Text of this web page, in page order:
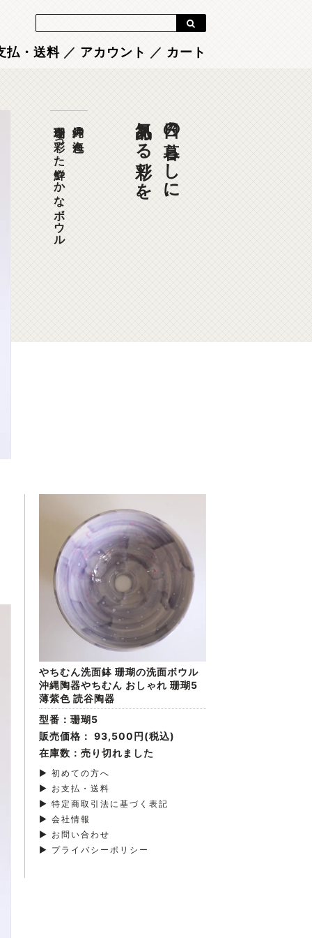
払・送料 ／ アカウント ／ カート
日々の暮らしに、
気品ある彩りを。
沖縄の海色
珊瑚を彩った鮮やかなボウル
やちむん洗面鉢 珊瑚の洗面ボウル
沖縄陶器やちむん おしゃれ 珊瑚5
薄紫色 読谷陶器
型番：珊瑚5
販売価格： 93,500円(税込)
在庫数：売り切れました
▶ 初めての方へ
▶ お支払・送料
▶ 特定商取引法に基づく表記
▶ 会社情報
▶ お問い合わせ
▶ プライバシーポリシー